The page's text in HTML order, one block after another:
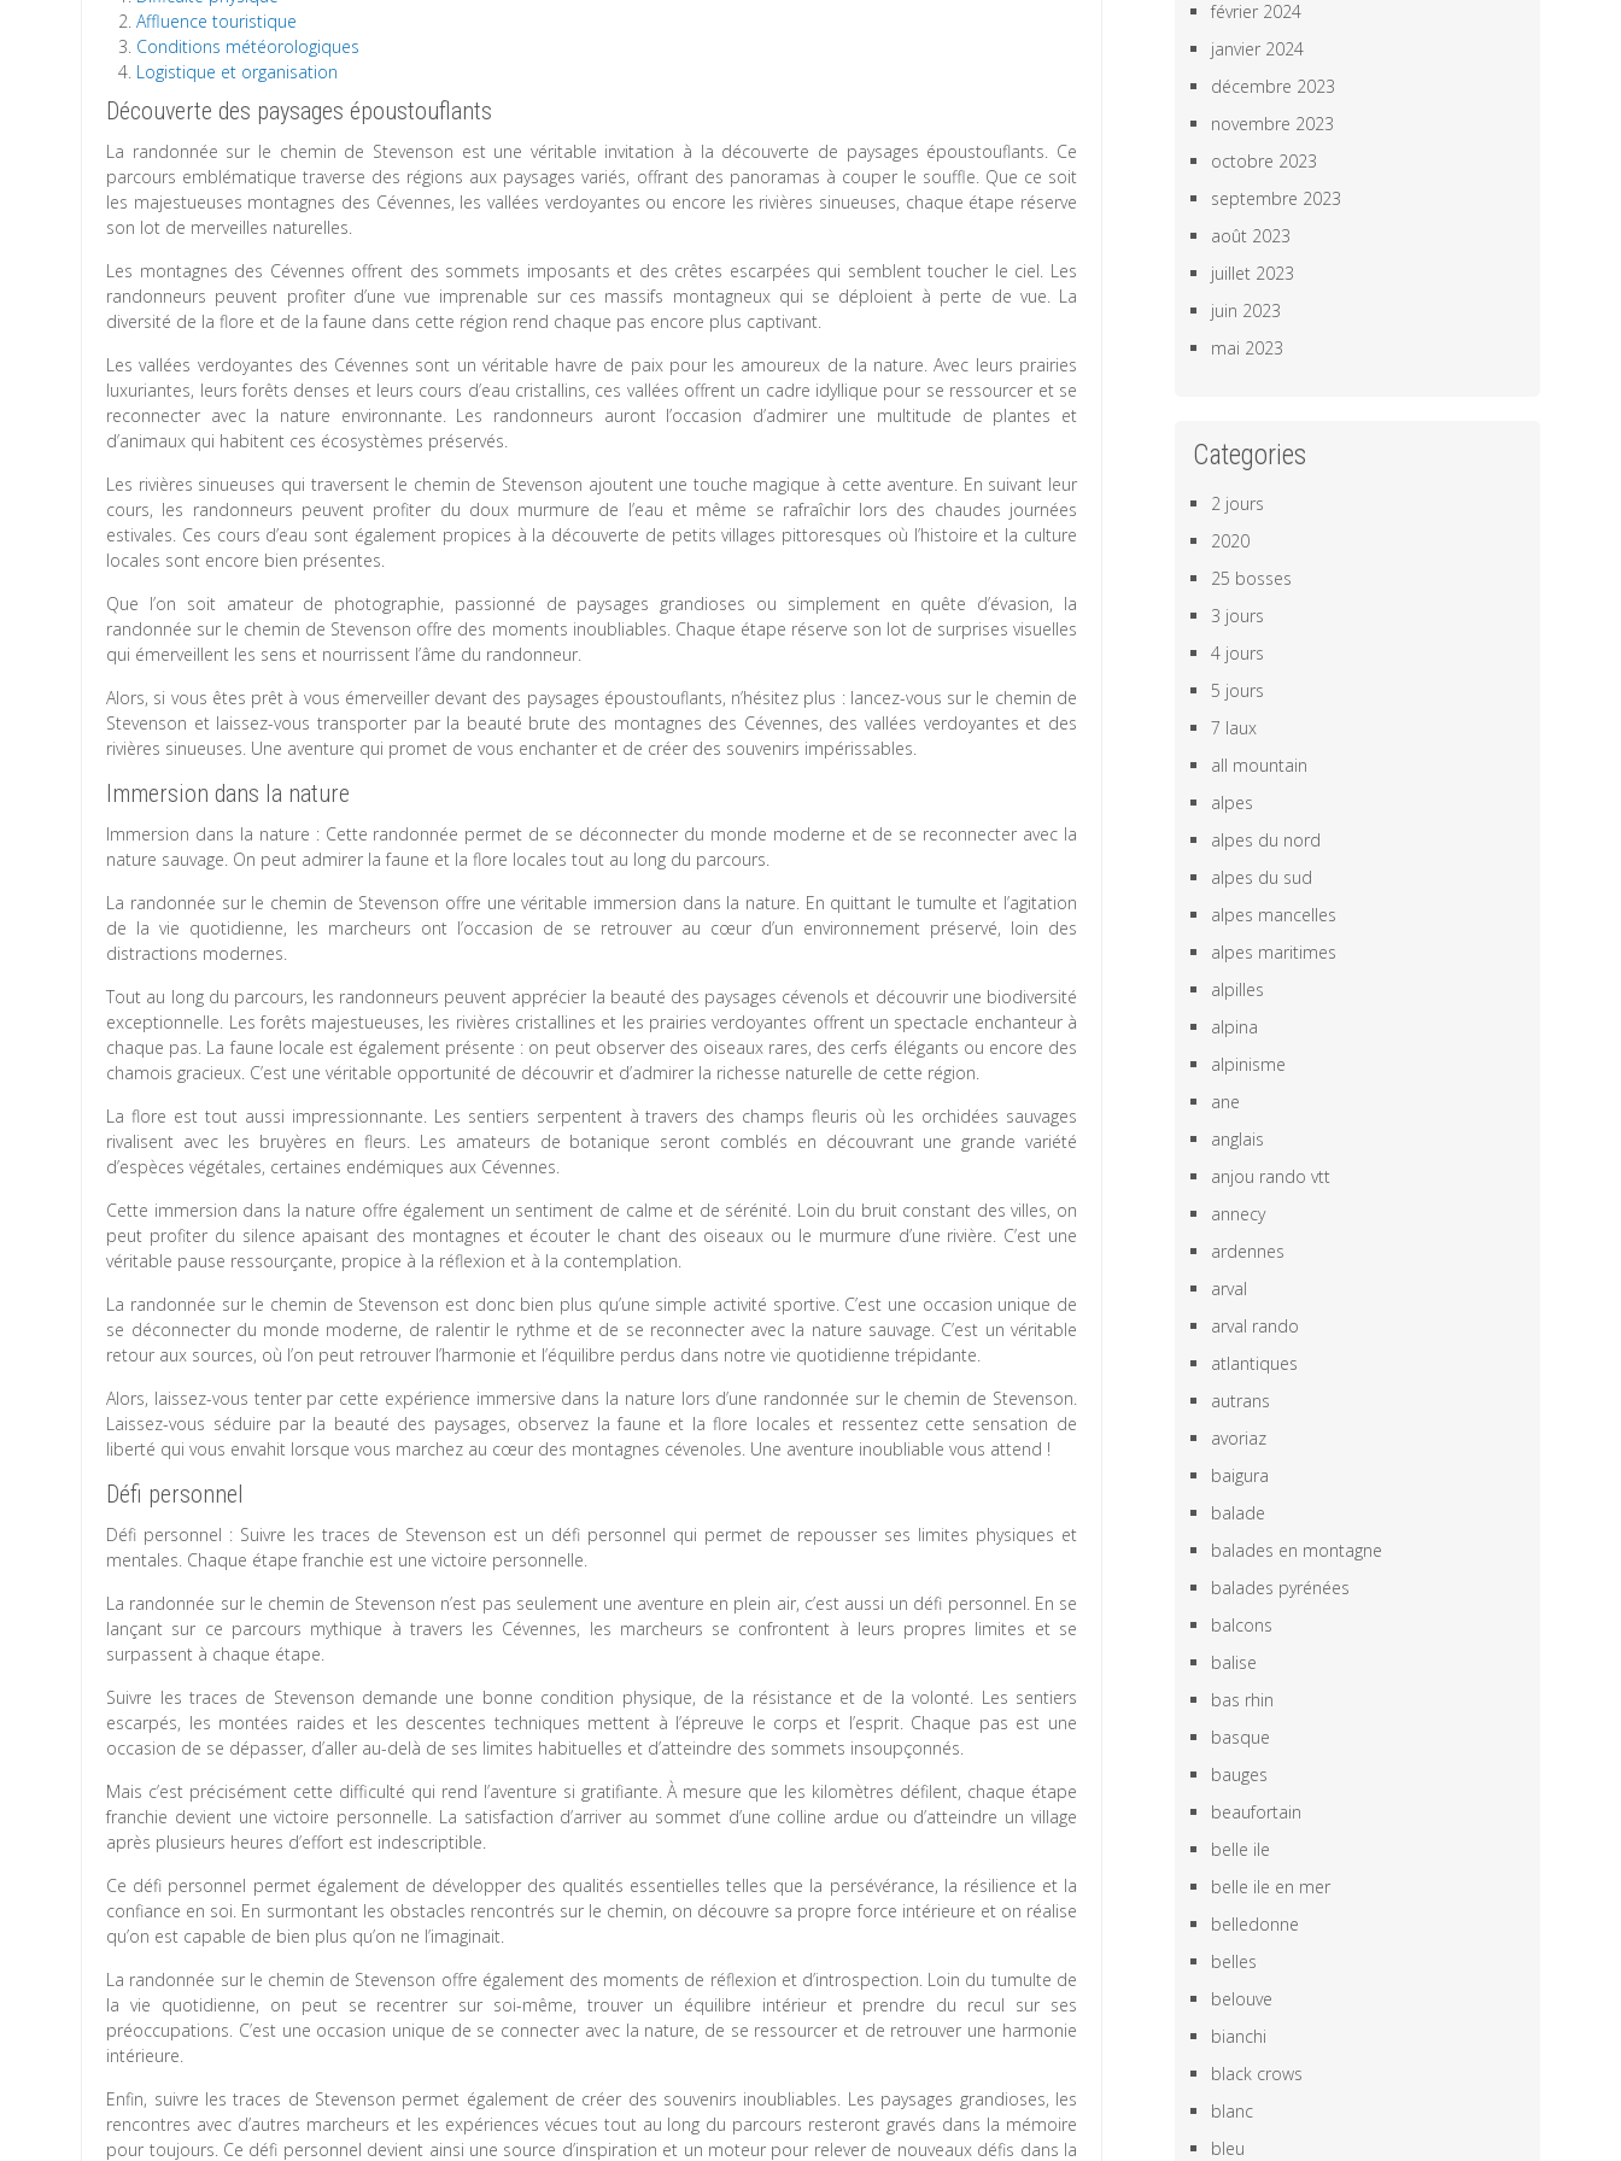
Affluence touristique
Conditions météorologiques
Logistique et organisation
Découverte des paysages époustouflants
La randonnée sur le chemin de Stevenson est une véritable invitation à la découverte de paysages époustouflants. Ce
parcours emblématique traverse des régions aux paysages variés, offrant des panoramas à couper le souffle. Que ce soit
les majestueuses montagnes des Cévennes, les vallées verdoyantes ou encore les rivières sinueuses, chaque étape réserve
son lot de merveilles naturelles.
Les montagnes des Cévennes offrent des sommets imposants et des crêtes escarpées qui semblent toucher le ciel. Les
randonneurs peuvent profiter d’une vue imprenable sur ces massifs montagneux qui se déploient à perte de vue. La
diversité de la flore et de la faune dans cette région rend chaque pas encore plus captivant.
Les vallées verdoyantes des Cévennes sont un véritable havre de paix pour les amoureux de la nature. Avec leurs prairies
luxuriantes, leurs forêts denses et leurs cours d’eau cristallins, ces vallées offrent un cadre idyllique pour se ressourcer et se
reconnecter avec la nature environnante. Les randonneurs auront l’occasion d’admirer une multitude de plantes et
d’animaux qui habitent ces écosystèmes préservés.
Les rivières sinueuses qui traversent le chemin de Stevenson ajoutent une touche magique à cette aventure. En suivant leur
cours, les randonneurs peuvent profiter du doux murmure de l’eau et même se rafraîchir lors des chaudes journées
estivales. Ces cours d’eau sont également propices à la découverte de petits villages pittoresques où l’histoire et la culture
locales sont encore bien présentes.
Que l’on soit amateur de photographie, passionné de paysages grandioses ou simplement en quête d’évasion, la
randonnée sur le chemin de Stevenson offre des moments inoubliables. Chaque étape réserve son lot de surprises visuelles
qui émerveillent les sens et nourrissent l’âme du randonneur.
Alors, si vous êtes prêt à vous émerveiller devant des paysages époustouflants, n’hésitez plus : lancez-vous sur le chemin de
Stevenson et laissez-vous transporter par la beauté brute des montagnes des Cévennes, des vallées verdoyantes et des
rivières sinueuses. Une aventure qui promet de vous enchanter et de créer des souvenirs impérissables.
Immersion dans la nature
Immersion dans la nature : Cette randonnée permet de se déconnecter du monde moderne et de se reconnecter avec la
nature sauvage. On peut admirer la faune et la flore locales tout au long du parcours.
La randonnée sur le chemin de Stevenson offre une véritable immersion dans la nature. En quittant le tumulte et l’agitation
de la vie quotidienne, les marcheurs ont l’occasion de se retrouver au cœur d’un environnement préservé, loin des
distractions modernes.
Tout au long du parcours, les randonneurs peuvent apprécier la beauté des paysages cévenols et découvrir une biodiversité
exceptionnelle. Les forêts majestueuses, les rivières cristallines et les prairies verdoyantes offrent un spectacle enchanteur à
chaque pas. La faune locale est également présente : on peut observer des oiseaux rares, des cerfs élégants ou encore des
chamois gracieux. C’est une véritable opportunité de découvrir et d’admirer la richesse naturelle de cette région.
La flore est tout aussi impressionnante. Les sentiers serpentent à travers des champs fleuris où les orchidées sauvages
rivalisent avec les bruyères en fleurs. Les amateurs de botanique seront comblés en découvrant une grande variété
d’espèces végétales, certaines endémiques aux Cévennes.
Cette immersion dans la nature offre également un sentiment de calme et de sérénité. Loin du bruit constant des villes, on
peut profiter du silence apaisant des montagnes et écouter le chant des oiseaux ou le murmure d’une rivière. C’est une
véritable pause ressourçante, propice à la réflexion et à la contemplation.
La randonnée sur le chemin de Stevenson est donc bien plus qu’une simple activité sportive. C’est une occasion unique de
se déconnecter du monde moderne, de ralentir le rythme et de se reconnecter avec la nature sauvage. C’est un véritable
retour aux sources, où l’on peut retrouver l’harmonie et l’équilibre perdus dans notre vie quotidienne trépidante.
Alors, laissez-vous tenter par cette expérience immersive dans la nature lors d’une randonnée sur le chemin de Stevenson.
Laissez-vous séduire par la beauté des paysages, observez la faune et la flore locales et ressentez cette sensation de
liberté qui vous envahit lorsque vous marchez au cœur des montagnes cévenoles. Une aventure inoubliable vous attend !
Défi personnel
Défi personnel : Suivre les traces de Stevenson est un défi personnel qui permet de repousser ses limites physiques et
mentales. Chaque étape franchie est une victoire personnelle.
La randonnée sur le chemin de Stevenson n’est pas seulement une aventure en plein air, c’est aussi un défi personnel. En se
lançant sur ce parcours mythique à travers les Cévennes, les marcheurs se confrontent à leurs propres limites et se
surpassent à chaque étape.
Suivre les traces de Stevenson demande une bonne condition physique, de la résistance et de la volonté. Les sentiers
escarpés, les montées raides et les descentes techniques mettent à l’épreuve le corps et l’esprit. Chaque pas est une
occasion de se dépasser, d’aller au-delà de ses limites habituelles et d’atteindre des sommets insoupçonnés.
Mais c’est précisément cette difficulté qui rend l’aventure si gratifiante. À mesure que les kilomètres défilent, chaque étape
franchie devient une victoire personnelle. La satisfaction d’arriver au sommet d’une colline ardue ou d’atteindre un village
après plusieurs heures d’effort est indescriptible.
Ce défi personnel permet également de développer des qualités essentielles telles que la persévérance, la résilience et la
confiance en soi. En surmontant les obstacles rencontrés sur le chemin, on découvre sa propre force intérieure et on réalise
qu’on est capable de bien plus qu’on ne l’imaginait.
La randonnée sur le chemin de Stevenson offre également des moments de réflexion et d’introspection. Loin du tumulte de
la vie quotidienne, on peut se recentrer sur soi-même, trouver un équilibre intérieur et prendre du recul sur ses
préoccupations. C’est une occasion unique de se connecter avec la nature, de se ressourcer et de retrouver une harmonie
intérieure.
Enfin, suivre les traces de Stevenson permet également de créer des souvenirs inoubliables. Les paysages grandioses, les
rencontres avec d’autres marcheurs et les expériences vécues tout au long du parcours resteront gravés dans la mémoire
pour toujours. Ce défi personnel devient ainsi une source d’inspiration et un moteur pour relever de nouveaux défis dans la
février 2024
janvier 2024
décembre 2023
novembre 2023
octobre 2023
septembre 2023
août 2023
juillet 2023
juin 2023
mai 2023
Categories
2 jours
2020
25 bosses
3 jours
4 jours
5 jours
7 laux
all mountain
alpes
alpes du nord
alpes du sud
alpes mancelles
alpes maritimes
alpilles
alpina
alpinisme
ane
anglais
anjou rando vtt
annecy
ardennes
arval
arval rando
atlantiques
autrans
avoriaz
baigura
balade
balades en montagne
balades pyrénées
balcons
balise
bas rhin
basque
bauges
beaufortain
belle ile
belle ile en mer
belledonne
belles
belouve
bianchi
black crows
blanc
bleu